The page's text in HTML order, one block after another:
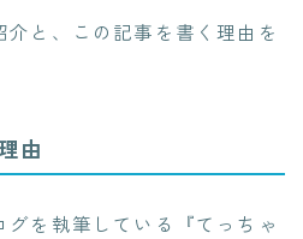
と、この記事を書く理由を
由
を執筆している『てっちゃ